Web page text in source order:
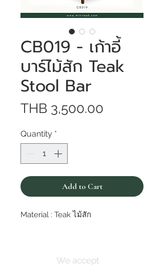
CB019 - เก้าอี้
บาร์ไม้สัก Teak
Stool Bar
THB 3,500.00
Quantity *
Add to Cart
Material : Teak ไม้สัก
We accept